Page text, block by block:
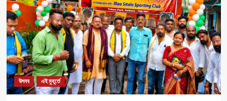
উৎসব এই মুহূর্তে